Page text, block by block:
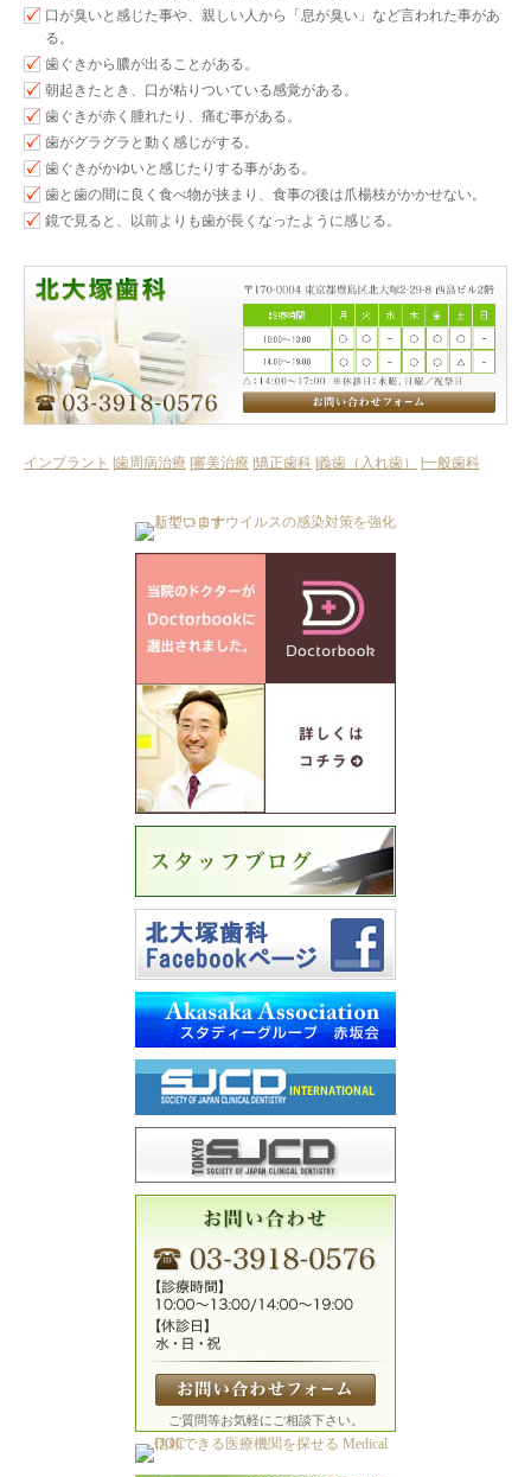
口が臭いと感じた事や、親しい人から「息が臭い」など言われた事があ
る。
歯ぐきから膿が出ることがある。
朝起きたとき、口が粘りついている感覚がある。
歯ぐきが赤く腫れたり、痛む事がある。
歯がグラグラと動く感じがする。
歯ぐきがかゆいと感じたりする事がある。
歯と歯の間に良く食べ物が挟まり、食事の後は爪楊枝がかかせない。
鏡で見ると、以前よりも歯が長くなったように感じる。
インプラント 歯周病治療 審美治療 矯正歯科 義歯（入れ歯） 一般歯科
ご質問等お気軽にご相談下さい。